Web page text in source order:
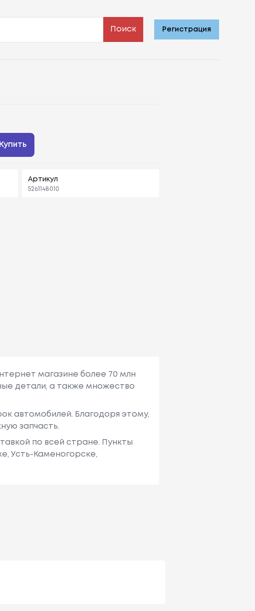
Поиск Регистрация
Купить
Артикул
5261148010
магазине более 70 млн
детали, а также множество
автомобилей. Благодоря этому,
запчасть.
по всей стране. Пункты
Усть-Каменогорске,